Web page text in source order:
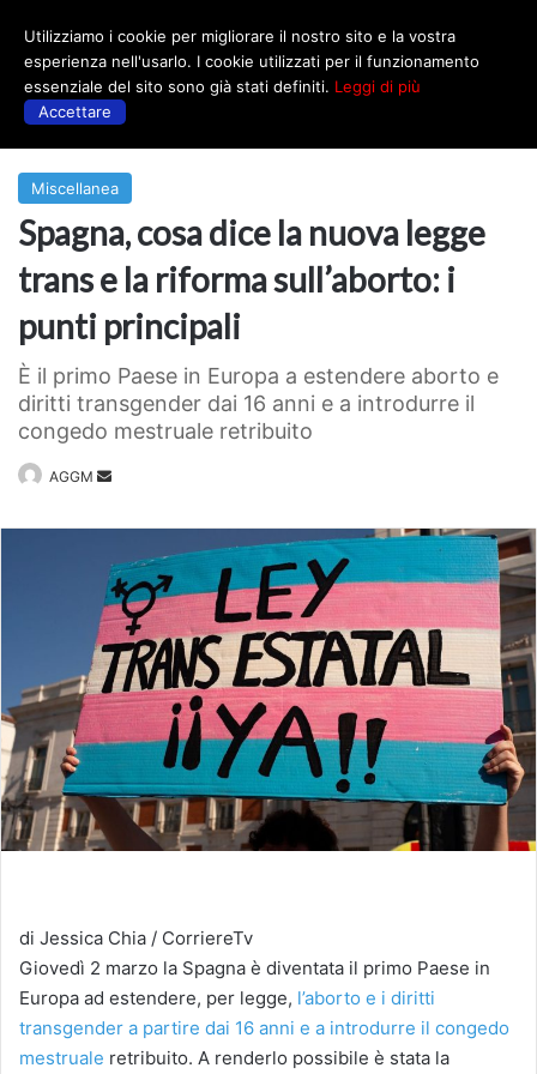
Miscellanea
Spagna, cosa dice la nuova legge
trans e la riforma sull’aborto: i
punti principali
È il primo Paese in Europa a estendere aborto e
diritti transgender dai 16 anni e a introdurre il
congedo mestruale retribuito
AGGM
Invia
di Jessica Chia / CorriereTv
Giovedì 2 marzo la Spagna è diventata il primo Paese in
Europa ad estendere, per legge, l’aborto e i diritti
transgender a partire dai 16 anni e a introdurre il congedo
mestruale retribuito. A renderlo possibile è stata la
Utilizziamo i cookie per migliorare il nostro sito e la vostra
esperienza nell'usarlo. I cookie utilizzati per il funzionamento
essenziale del sito sono già stati definiti. Leggi di più
Accettare